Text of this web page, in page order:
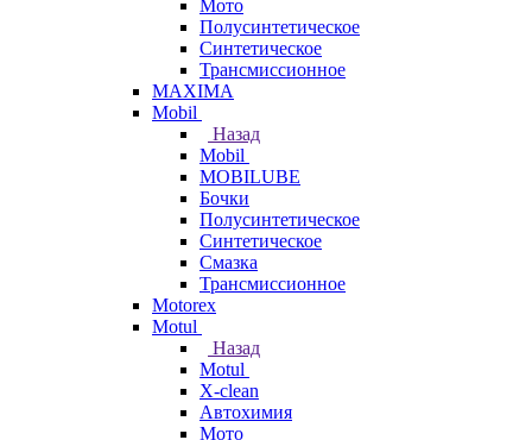
Мото
Полусинтетическое
Синтетическое
Трансмиссионное
MAXIMA
Mobil
Назад
Mobil
MOBILUBE
Бочки
Полусинтетическое
Синтетическое
Смазка
Трансмиссионное
Motorex
Motul
Назад
Motul
X-clean
Автохимия
Мото